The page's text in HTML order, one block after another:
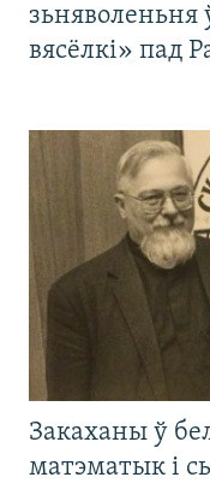
зьняволеньня
вясёлкі» пад
Закаханы ў
матэматык і